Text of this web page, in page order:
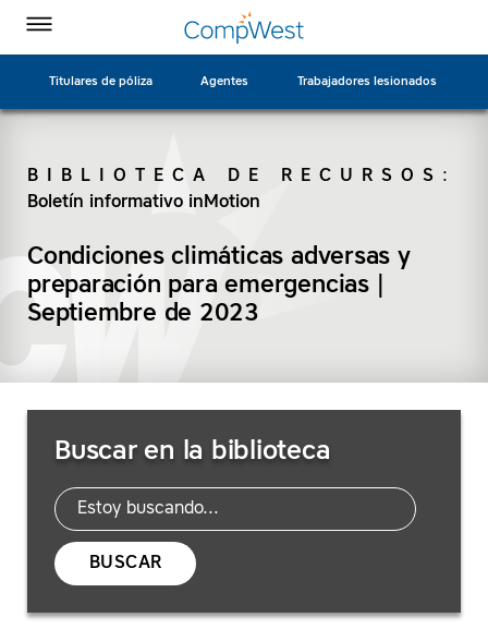
inicio
contenido
Alternar
menú
Titulares de póliza Agentes Trabajadores lesionados
BIBLIOTECA DE RECURSOS :
Boletín informativo inMotion
Condiciones climáticas adversas y
preparación para emergencias |
Septiembre de 2023
Buscar en la biblioteca
recursos
BUSCAR
CompWest
CompWest
CompWest
CompWest